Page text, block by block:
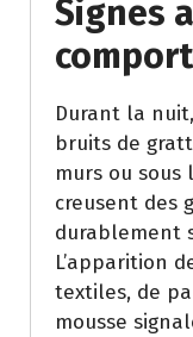
Signes
Durant la
bruits de
murs ou sous
creusent des
durablement
L’apparition
textiles, de
mousse